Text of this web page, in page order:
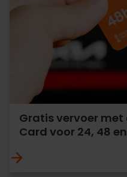
Gratis vervoer
Card voor 24, 48